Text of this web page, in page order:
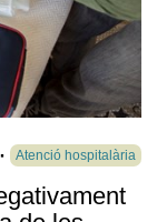
Atenció hospitalària